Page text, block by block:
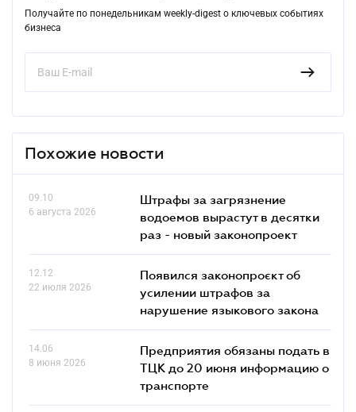
Получайте по понедельникам weekly-digest о ключевых событиях
бизнеса
Похожие новости
09.10
6 августа 2026
Штрафы за загрязнение
водоемов вырастут в десятки
раз - новый законопроект
12.12
22 июля 2026
Появился законопроєкт об
усилении штрафов за
нарушение языкового закона
14.06
8 июня 2026
Предприятия обязаны подать в
ТЦК до 20 июня информацию о
транспорте